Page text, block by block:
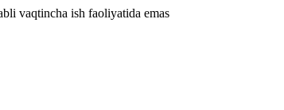
vaqtincha ish faoliyatida emas